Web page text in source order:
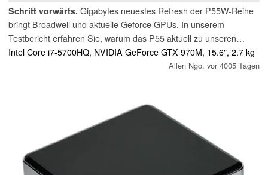
Schritt vorwärts. Gigabytes neuestes Refresh der P55W-Reihe
bringt Broadwell und aktuelle Geforce GPUs. In unserem
Testbericht erfahren Sie, warum das P55 aktuell zu unseren
bevorzugten Notebooks im Sortiment von Gigabyte gehört.
Intel Core i7-5700HQ, NVIDIA GeForce GTX 970M, 15.6", 2.7 kg
Allen Ngo, vor 4005 Tagen